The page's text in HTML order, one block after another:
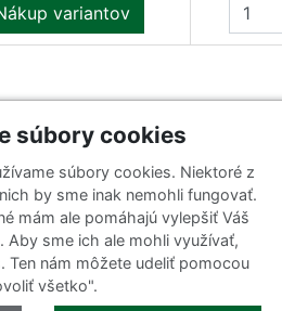
variantov
Prihlásiť sa k odberu noviniek
Zaregistrujte sa k odberu
ponuky ani nové produkty.
súbory cookies
súbory cookies. Niektoré z
by sme inak nemohli fungovať.
mám ale pomáhajú vylepšiť Váš
Aby sme ich ale mohli využívať,
Ten nám môžete udeliť pomocou
všetko".